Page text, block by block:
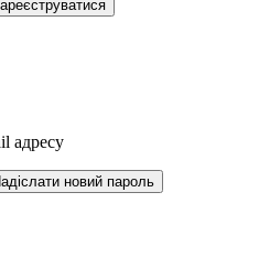
адресу
Надіслати новий пароль